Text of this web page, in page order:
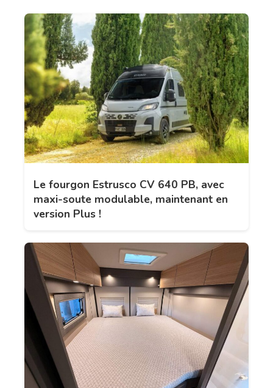
Le fourgon Estrusco CV 640 PB, avec
maxi-soute modulable, maintenant en
version Plus !